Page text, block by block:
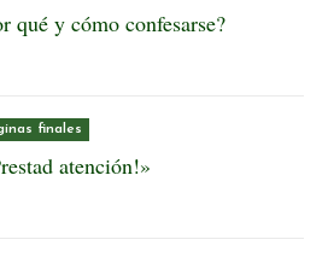
qué y cómo confesarse?
finales
atención!»